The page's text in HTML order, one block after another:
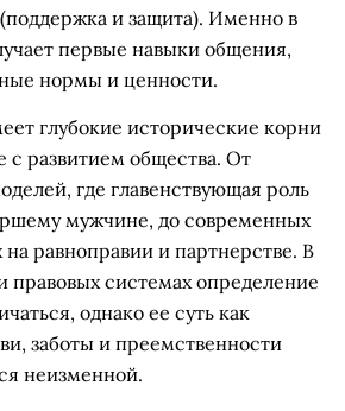
и защита). Именно в
первые навыки общения,
нормы и ценности.
глубокие исторические корни
с развитием общества. От
где главенствующая роль
мужчине, до современных
равноправии и партнерстве. В
правовых системах определение
однако ее суть как
заботы и преемственности
неизменной.